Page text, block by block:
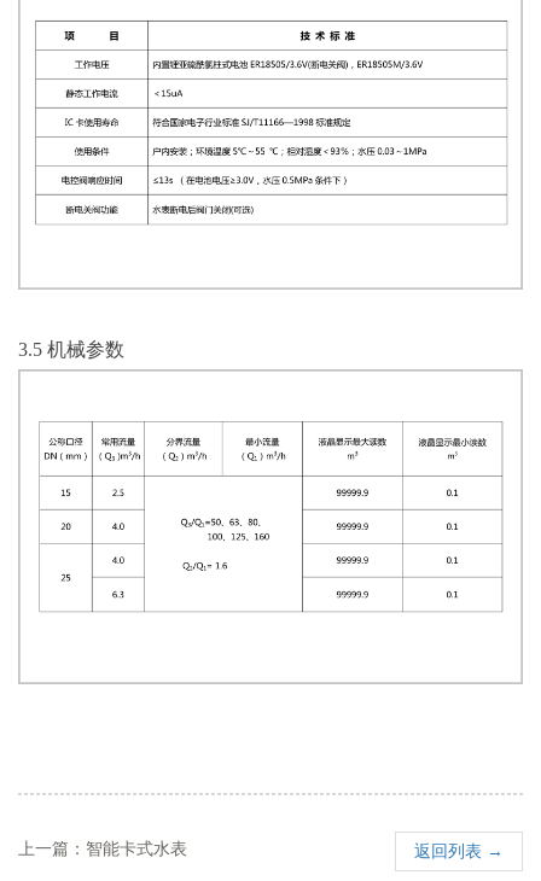
3.5 机械参数
上一篇：智能卡式水表 返回列表 →